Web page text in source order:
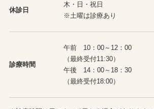
休診日
木・日・祝日
※土曜は診療あり
診療時間
午前 10：00～12：00
（最終受付11:30）
午後 14：00～18：30
（最終受付18:00）